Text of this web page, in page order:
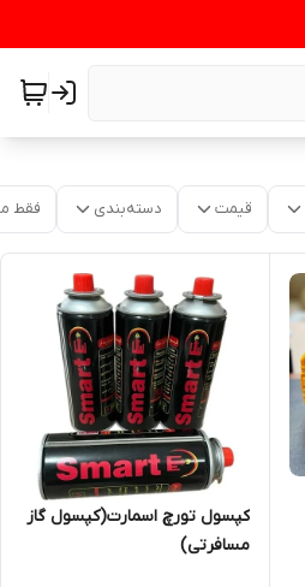
قیمت دسته‌بندی فقط
کپسول تورچ اسمارت(کپسول گاز
مسافرتی)